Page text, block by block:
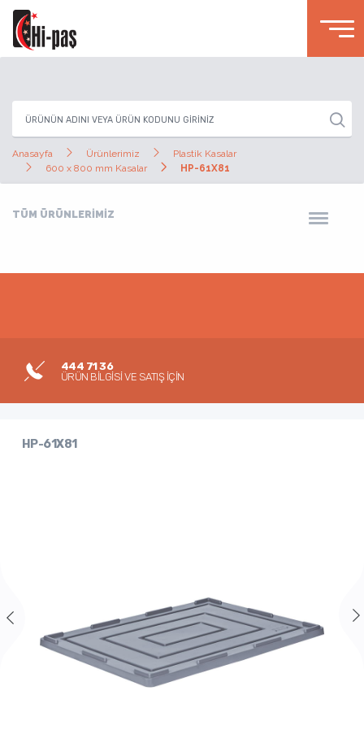
Anasayfa Ürünlerimiz
Plastik Kasalar
600 x 800 mm Kasalar
HP-61X81
TÜM ÜRÜNLERİMİZ
444 71 36
ÜRÜN BİLGİSİ VE SATIŞ İÇİN
HP-61X81